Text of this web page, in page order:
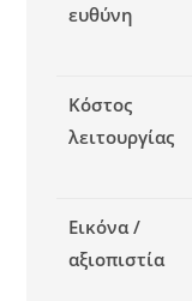
ευθύνη
Κόστος
λειτουργίας
Εικόνα /
αξιοπιστία